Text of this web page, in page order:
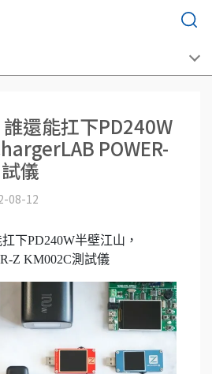
還能扛下PD240W
POWER-
儀
08-12
下PD240W半壁江山，
Z KM002C測試儀